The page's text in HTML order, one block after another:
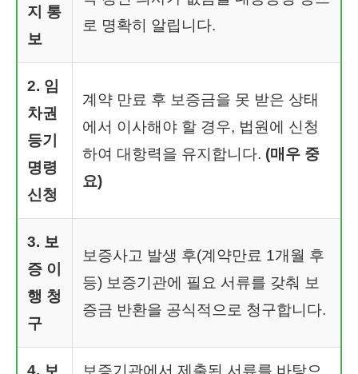
지 통
보
로 명확히 알립니다.
2. 임
차권
등기
명령
신청
계약 만료 후 보증금을 못 받은 상태
에서 이사해야 할 경우, 법원에 신청
하여 대항력을 유지합니다. (매우 중
요)
3. 보
증 이
행 청
구
보증사고 발생 후(계약만료 1개월 후
등) 보증기관에 필요 서류를 갖춰 보
증금 반환을 공식적으로 청구합니다.
4. 보 보증기관에서 제출된 서류를 바탕으